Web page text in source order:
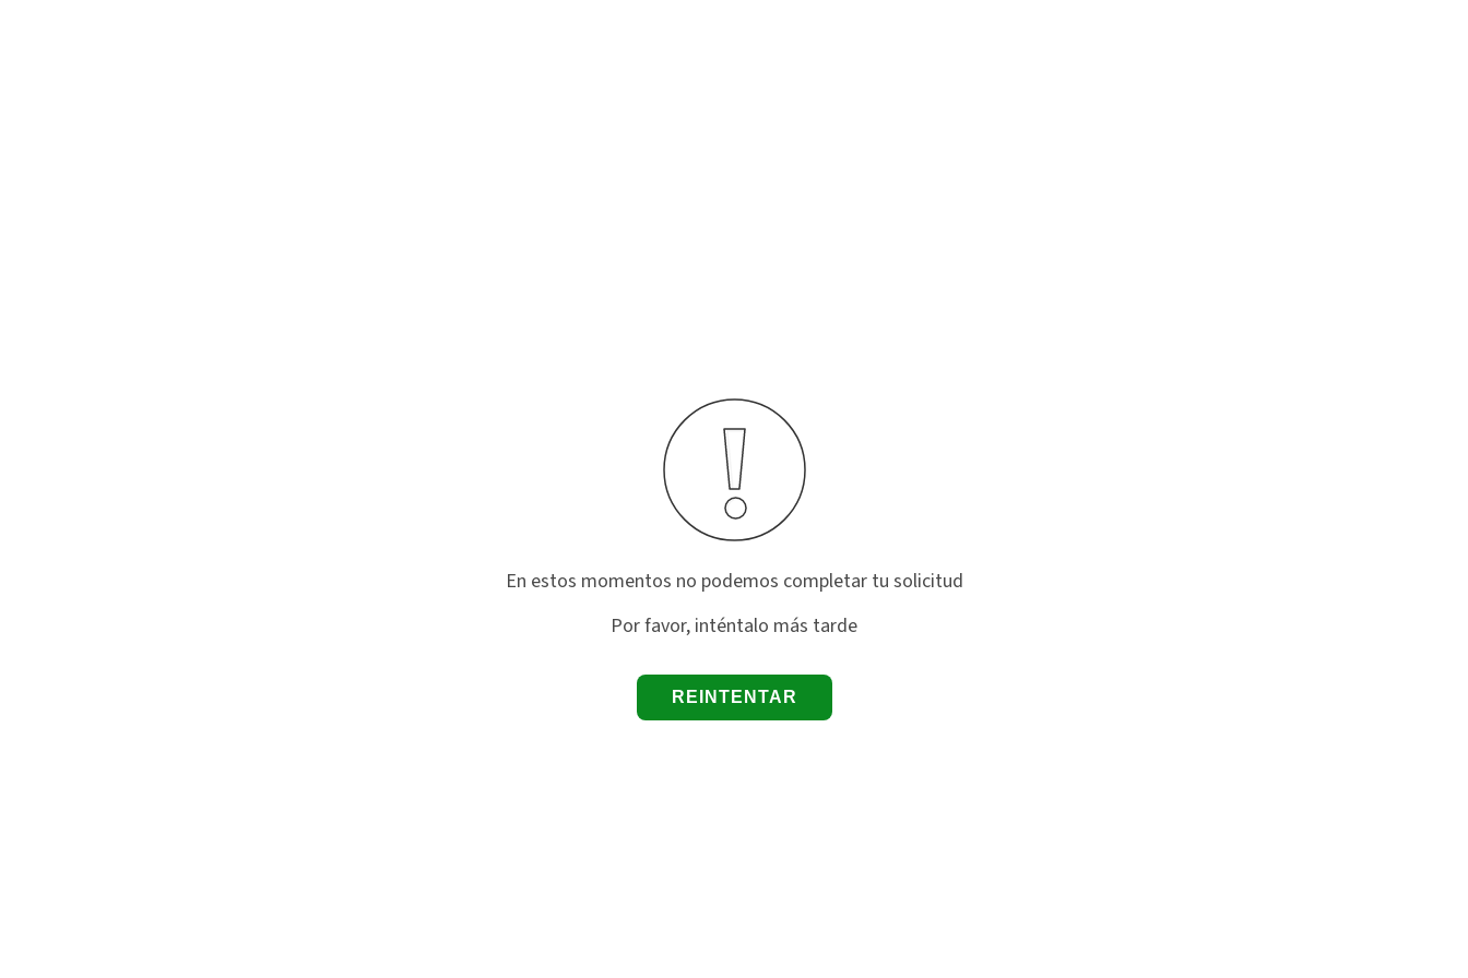
En estos momentos no podemos completar tu solicitud
Por favor, inténtalo más tarde
REINTENTAR